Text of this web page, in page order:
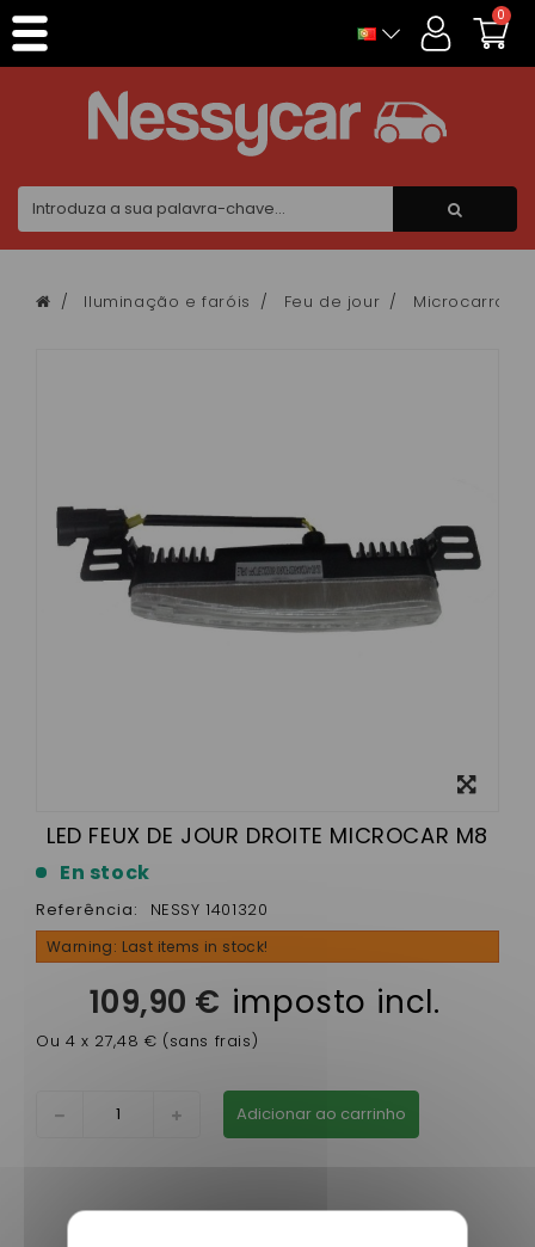
0
Iluminação e faróis Feu de jour
LED FEUX DE JOUR DROITE MICROCAR M8
En stock
Referência: NESSY 1401320
Warning: Last items in stock!
109,90 € imposto incl.
Ou 4 x 27,48 € (sans frais)
Adicionar ao carrinho
Painel de Gerenciamento de Cookies